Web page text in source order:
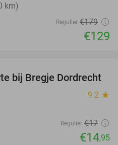
km)
Regulier €179
€129
12%
bij Bregje Dordrecht
9.2 star
Regulier €17
€14,95